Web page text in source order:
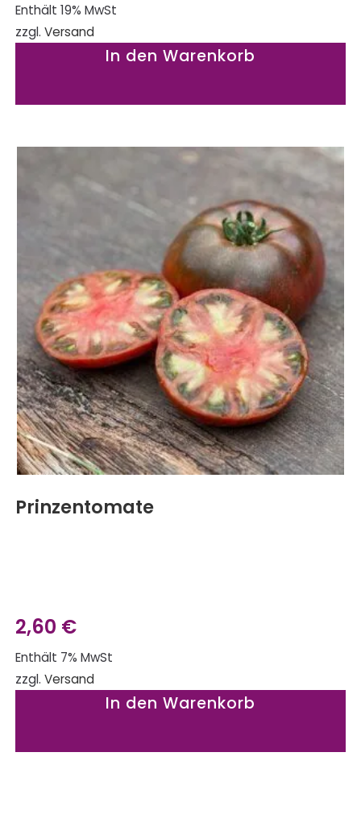
Enthält 19% MwSt
zzgl. Versand
In den Warenkorb
Prinzentomate
2,60 €
Enthält 7% MwSt
zzgl. Versand
In den Warenkorb